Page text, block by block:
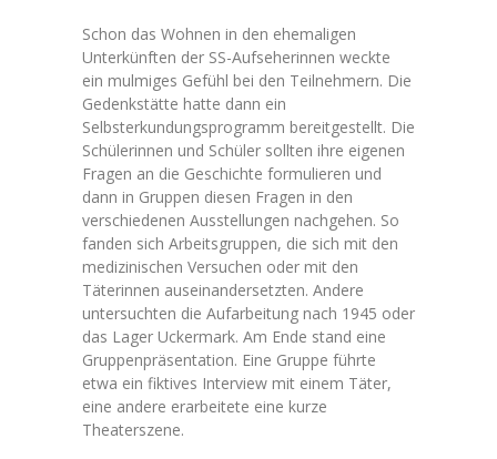
Schon das Wohnen in den ehemaligen
Unterkünften der SS-Aufseherinnen weckte
ein mulmiges Gefühl bei den Teilnehmern. Die
Gedenkstätte hatte dann ein
Selbsterkundungsprogramm bereitgestellt. Die
Schülerinnen und Schüler sollten ihre eigenen
Fragen an die Geschichte formulieren und
dann in Gruppen diesen Fragen in den
verschiedenen Ausstellungen nachgehen. So
fanden sich Arbeitsgruppen, die sich mit den
medizinischen Versuchen oder mit den
Täterinnen auseinandersetzten. Andere
untersuchten die Aufarbeitung nach 1945 oder
das Lager Uckermark. Am Ende stand eine
Gruppenpräsentation. Eine Gruppe führte
etwa ein fiktives Interview mit einem Täter,
eine andere erarbeitete eine kurze
Theaterszene.